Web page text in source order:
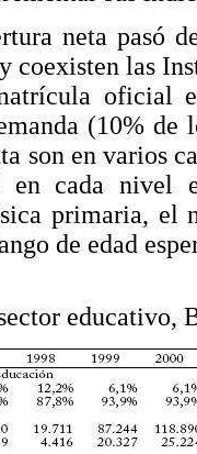
neta pasó
coexisten las
oficial
(10% de
son en varios
en cada nivel
primaria, el
de edad
educativo,